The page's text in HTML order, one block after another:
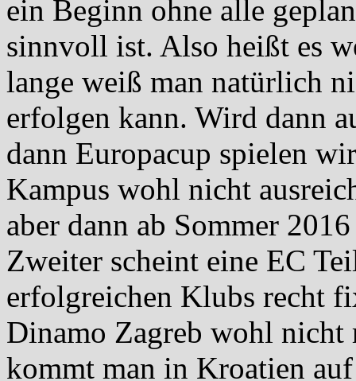
ein Beginn ohne alle
sinnvoll ist. Also heißt es
lange weiß man natürlich
erfolgen kann. Wird dann
dann Europacup spielen
Kampus wohl nicht
aber dann ab Sommer
Zweiter scheint eine EC
erfolgreichen Klubs recht
Dinamo Zagreb wohl nicht
kommt man in Kroatien